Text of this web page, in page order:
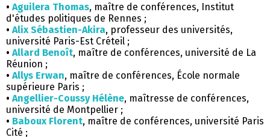
• Aguilera Thomas, maître de conférences, Institut
d'études politiques de Rennes ;
• Alix Sébastien-Akira, professeur des universités,
université Paris-Est Créteil ;
• Allard Benoît, maître de conférences, université de La
Réunion ;
• Allys Erwan, maître de conférences, École normale
supérieure Paris ;
• Angellier-Coussy Hélène, maîtresse de conférences,
université de Montpellier ;
• Baboux Florent, maître de conférences, université Paris
Cité ;